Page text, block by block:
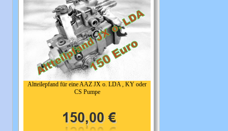
Altteilepfand für eine AAZ JX o. LDA , KY oder
CS Pumpe